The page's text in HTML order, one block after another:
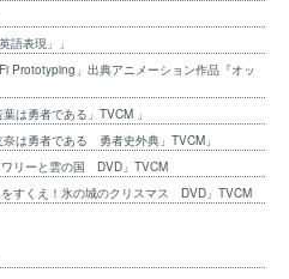
表現」」
Prototyping」出典アニメーション作品『オッ
は勇者である」TVCM 」
は勇者である 勇者史外典」TVCM」
リーと雲の国 DVD」TVCM
すくえ！氷の城のクリスマス DVD」TVCM